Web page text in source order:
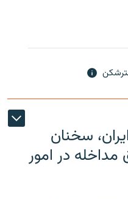
سخنان
در امور